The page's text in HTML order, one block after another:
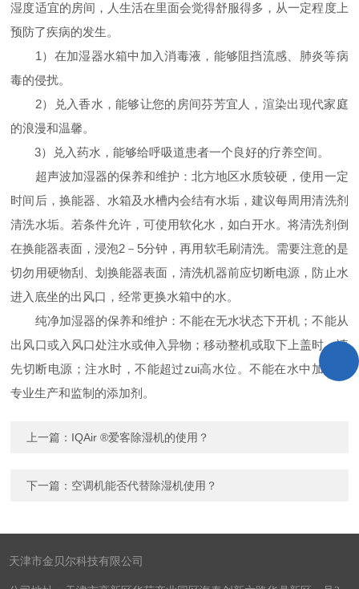
湿度适宜的房间，人生活在里面会觉得舒服得多，从一定程度上
预防了疾病的发生。
1）在加湿器水箱中加入消毒液，能够阻挡流感、肺炎等病
毒的侵扰。
2）兑入香水，能够让您的房间芬芳宜人，渲染出现代家庭
的浪漫和温馨。
3）兑入药水，能够给呼吸道患者一个良好的疗养空间。
超声波加湿器的保养和维护：北方地区水质较硬，使用一定
时间后，换能器、水箱及水槽内会结有水垢，建议每周用清洗剂
清洗水垢。若条件允许，可使用软化水，如白开水。将清洗剂倒
在换能器表面，浸泡2－5分钟，再用软毛刷清洗。需要注意的是
切勿用硬物刮、划换能器表面，清洗机器前应切断电源，防止水
进入底坐的出风口，经常更换水箱中的水。
纯净加湿器的保养和维护：不能在无水状态下开机；不能从
出风口或入风口处注水或伸入异物；移动整机或取下上盖时，请
先切断电源；注水时，不能超过zui高水位。不能在水中加入非
专业生产和监制的添加剂。
上一篇： IQAir ®爱客除湿机的使用？
下一篇： 空调机能否代替除湿机使用？
天津市金贝尔科技有限公司